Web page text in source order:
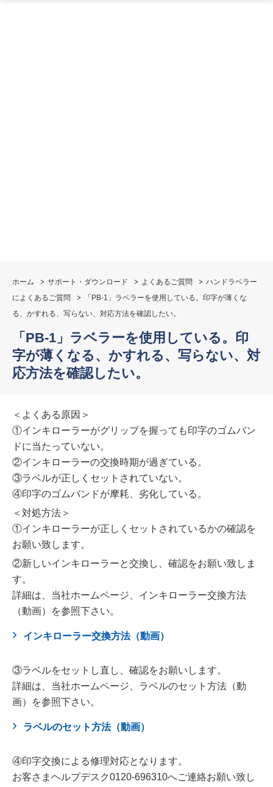
ホーム サポート・ダウンロード よくあるご質問
ハンドラベラー
によくあるご質問
「PB-1」ラベラーを使用している。印字が薄くな
る、かすれる、写らない、対応方法を確認したい。
「PB-1」ラベラーを使用している。印
字が薄くなる、かすれる、写らない、対
応方法を確認したい。
＜よくある原因＞
①インキローラーがグリップを握っても印字のゴムバン
ドに当たっていない。
②インキローラーの交換時期が過ぎている。
③ラベルが正しくセットされていない。
④印字のゴムバンドが摩耗、劣化している。
＜対処方法＞
①インキローラーが正しくセットされているかの確認を
お願い致します。
②新しいインキローラーと交換し、確認をお願い致しま
す。
詳細は、当社ホームページ、インキローラー交換方法
（動画）を参照下さい。
インキローラー交換方法（動画）
③ラベルをセットし直し、確認をお願いします。
詳細は、当社ホームページ、ラベルのセット方法（動
画）を参照下さい。
ラベルのセット方法（動画）
④印字交換による修理対応となります。
お客さまヘルプデスク0120-696310へご連絡お願い致し